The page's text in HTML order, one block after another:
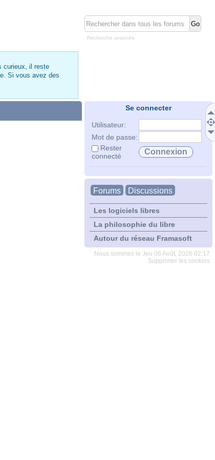
Recherche avancée
curieux, il reste
Si vous avez des
Se connecter
Utilisateur:
Mot de passe:
Rester
connecté
Forums Discussions
Les logiciels libres
La philosophie du libre
Autour du réseau Framasoft
Nous sommes le Jeu 06 Août, 2026 02:17
Supprimer les cookies